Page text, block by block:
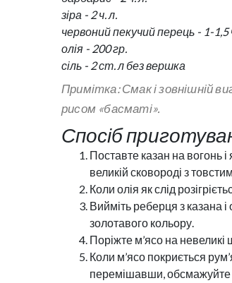
зіра - 2 ч. л.
червоний пекучий перець - 1-1,5
олія - 200 гр.
сіль - 2 ст. л без вершка
Примітка: Смак і зовнішній
рисом «басматі».
Спосіб
Поставте казан на вогонь
великій сковороді з
Коли олія як слід
Вийміть реберця з казана
золотавого кольору.
Поріжте м’ясо на
Коли м’ясо покриється
перемішавши, обсмажуйте